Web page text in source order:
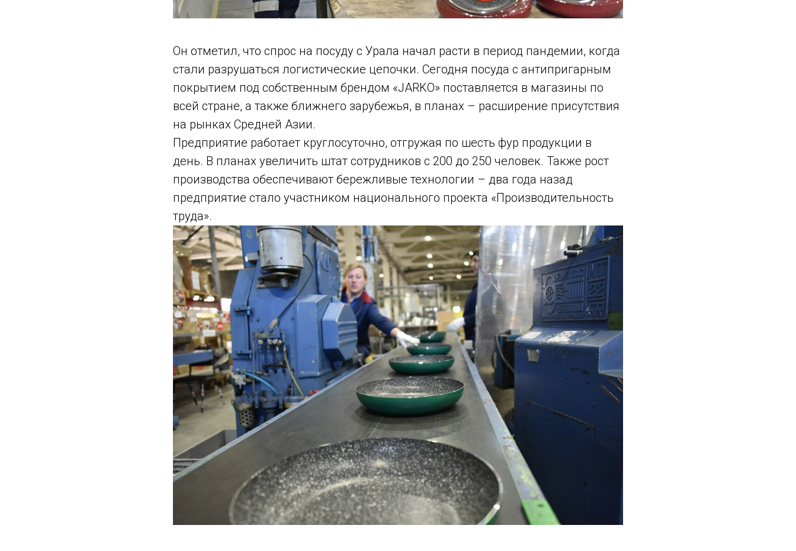
Он отметил, что спрос на посуду с Урала начал расти в период пандемии, когда
стали разрушаться логистические цепочки. Сегодня посуда с антипригарным
покрытием под собственным брендом «JARKO» поставляется в магазины по
всей стране, а также ближнего зарубежья, в планах – расширение присутствия
на рынках Средней Азии.
Предприятие работает круглосуточно, отгружая по шесть фур продукции в
день. В планах увеличить штат сотрудников с 200 до 250 человек. Также рост
производства обеспечивают бережливые технологии – два года назад
предприятие стало участником национального проекта «Производительность
труда».